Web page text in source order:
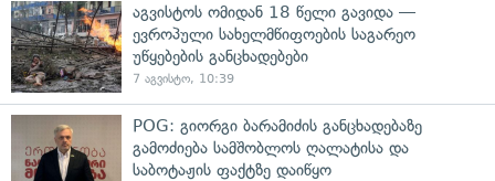
აგვისტოს ომიდან 18 წელი გავიდა —
ევროპული სახელმწიფოების საგარეო
უწყებების განცხადებები
7 აგვისტო, 10:39
POG: გიორგი ბარამიძის განცხადებაზე
გამოძიება სამშობლოს ღალატისა და
საბოტაჟის ფაქტზე დაიწყო